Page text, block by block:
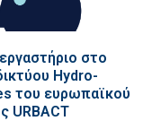
στο
Hydro-
του ευρωπαϊκού
URBACT